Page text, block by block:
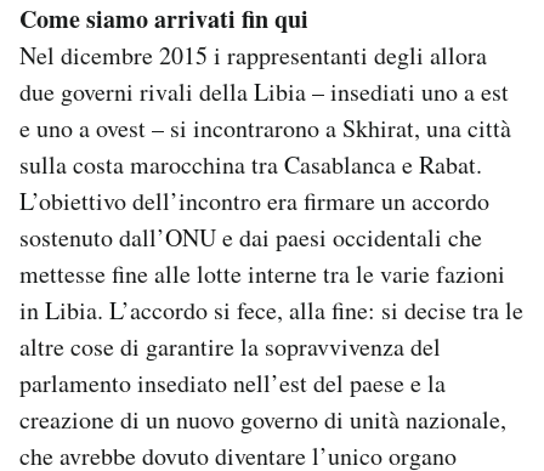
Come siamo arrivati fin qui
Nel dicembre 2015 i rappresentanti degli allora
due governi rivali della Libia – insediati uno a est
e uno a ovest – si incontrarono a Skhirat, una città
sulla costa marocchina tra Casablanca e Rabat.
L’obiettivo dell’incontro era firmare un accordo
sostenuto dall’ONU e dai paesi occidentali che
mettesse fine alle lotte interne tra le varie fazioni
in Libia. L’accordo si fece, alla fine: si decise tra le
altre cose di garantire la sopravvivenza del
parlamento insediato nell’est del paese e la
creazione di un nuovo governo di unità nazionale,
che avrebbe dovuto diventare l’unico organo